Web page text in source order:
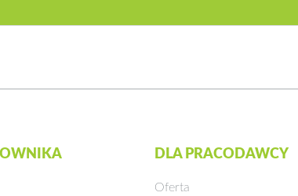
DLA PRACODAWCY
Oferta